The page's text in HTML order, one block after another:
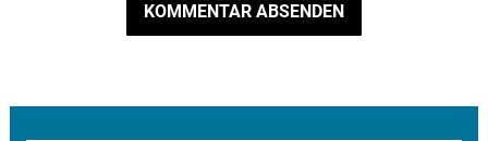
KOMMENTAR ABSENDEN